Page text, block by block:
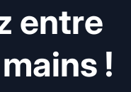
entre
!